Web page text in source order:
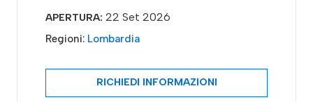
APERTURA: 22 Set 2026
Regioni: Lombardia
RICHIEDI INFORMAZIONI